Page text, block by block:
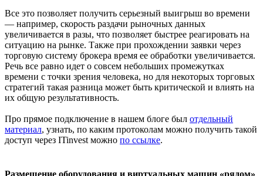
Все это позволяет получить серьезный выигрыш во времени
— например, скорость раздачи рыночных данных
увеличивается в разы, что позволяет быстрее реагировать на
ситуацию на рынке. Также при прохождении заявки через
торговую систему брокера время ее обработки увеличивается.
Речь все равно идет о совсем небольших промежутках
времени с точки зрения человека, но для некоторых торговых
стратегий такая разница может быть критической и влиять на
их общую результативность.
Про прямое подключение в нашем блоге был отдельный
материал, узнать, по каким протоколам можно получить такой
доступ через ITinvest можно по ссылке.
Размещение оборудования и виртуальных машин «рядом»